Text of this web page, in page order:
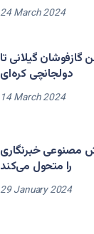
24 March 2024
گازفوشان گیلانی تا
دولجانچی کره‌ای
14 March 2024
مصنوعی خبرنگاری
را متحول می‌کند
29 January 2024